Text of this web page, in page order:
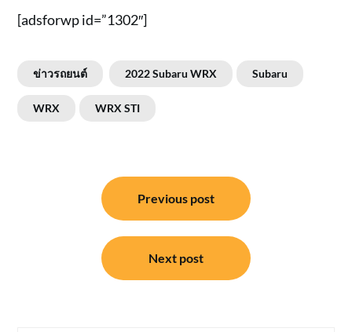
[adsforwp id=”1302″]
ข่าวรถยนต์ 2022 Subaru WRX Subaru
WRX WRX STI
Previous post
Next post